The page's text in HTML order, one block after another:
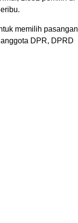
memilih pasangan
DPR, DPRD